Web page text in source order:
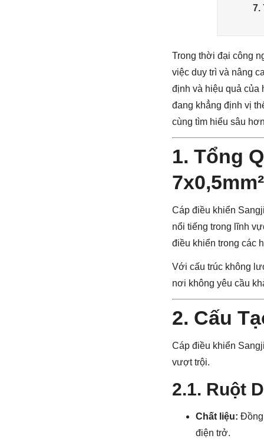
7.
Trong thời đại công
việc duy trì và nâng
định và hiệu quả của
đang khẳng định vị
cùng tìm hiểu sâu
1. Tổng
7x0,5mm²
Cáp điều khiển
nổi tiếng trong lĩnh
điều khiển trong các
Với cấu trúc không
nơi không yêu cầu
2. Cấu
Cáp điều khiển
vượt trội.
2.1. Ruột
Chất liệu: Đồng
điện trở.